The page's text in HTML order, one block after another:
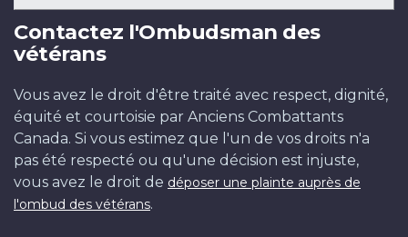
Contactez l'Ombudsman des
vétérans
Vous avez le droit d'être traité avec respect, dignité,
équité et courtoisie par Anciens Combattants
Canada. Si vous estimez que l'un de vos droits n'a
pas été respecté ou qu'une décision est injuste,
vous avez le droit de déposer une plainte auprès de
l'ombud des vétérans.